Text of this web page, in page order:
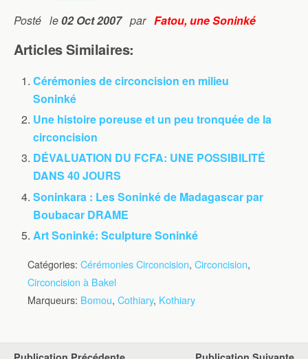
Posté le02 Oct 2007par Fatou, une Soninké
Articles Similaires:
Cérémonies de circoncision en milieu
Soninké
Une histoire poreuse et un peu tronquée de la
circoncision
DÉVALUATION DU FCFA: UNE POSSIBILITÉ
DANS 40 JOURS
Soninkara : Les Soninké de Madagascar par
Boubacar DRAME
Art Soninké: Sculpture Soninké
Catégories: Cérémonies Circoncision, Circoncision,
Circoncision à Bakel
Marqueurs: Bomou, Cothiary, Kothiary